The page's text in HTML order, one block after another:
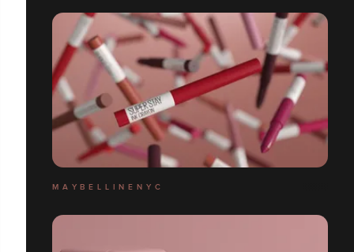
M A Y B E L L I N E N Y C